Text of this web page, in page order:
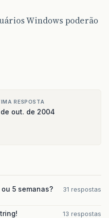
Windows poderão
RESPOSTA
out. de 2004
5 semanas?
31 respostas
13 respostas